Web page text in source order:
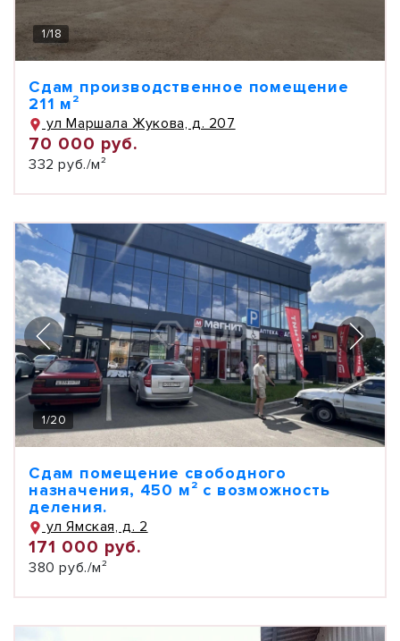
1/18
Сдам производственное помещение
211 м²
ул Маршала Жукова, д. 207
70 000 руб.
332 руб./м²
1/20
Сдам помещение свободного
назначения, 450 м² с возможность
деления.
ул Ямская, д. 2
171 000 руб.
380 руб./м²